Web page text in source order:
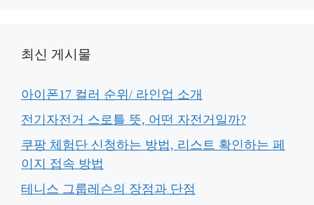
최신 게시물
아이폰17 컬러 순위/ 라인업 소개
전기자전거 스로틀 뜻, 어떤 자전거일까?
쿠팡 체험단 신청하는 방법, 리스트 확인하는 페
이지 접속 방법
테니스 그룹레슨의 장점과 단점